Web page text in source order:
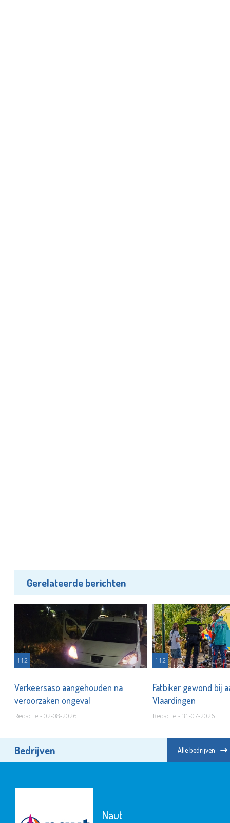
Gerelateerde berichten
112
Verkeersaso aangehouden na
veroorzaken ongeval
Redactie - 02-08-2026
112
Fatbiker gewond bij
Vlaardingen
Redactie - 31-07-2026
Bedrijven Alle bedrijven
Naut